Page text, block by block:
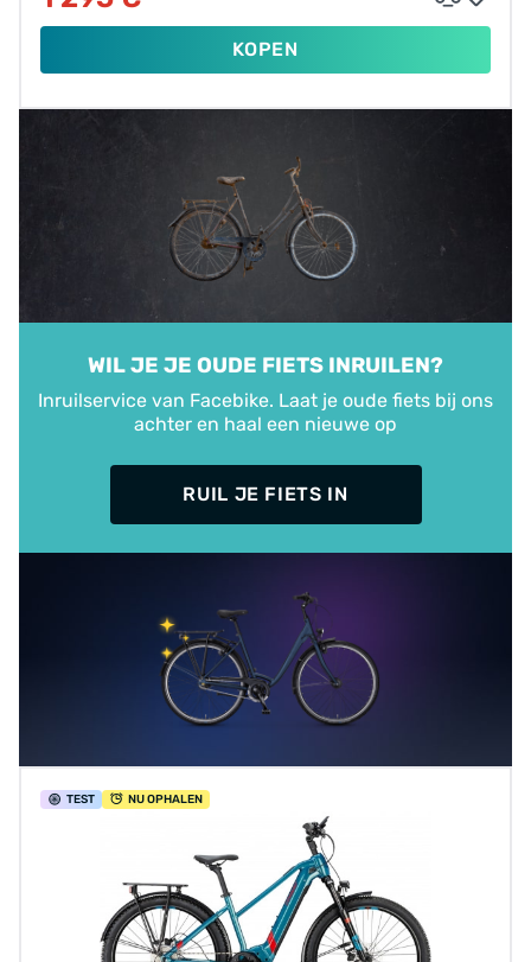
KOPEN
WIL JE JE OUDE FIETS INRUILEN?
Inruilservice van Facebike. Laat je oude fiets bij ons
achter en haal een nieuwe op
RUIL JE FIETS IN
TEST NU OPHALEN